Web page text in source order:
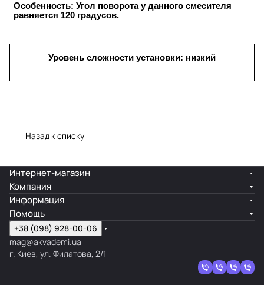
Особенность: Угол поворота у данного смесителя
равняется 120 градусов.
Уровень сложности установки: низкий
Назад к списку
Интернет-магазин
Компания
Информация
Помощь
+38 (098) 928-00-06
mag@akvademi.ua
г. Киев, ул. Филатова, 2/1